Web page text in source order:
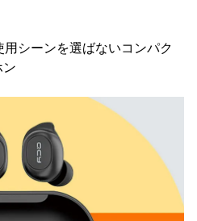
シーンを選ばないコンパク
ン